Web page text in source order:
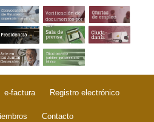
Verificación de
documentos por
CSV
e-factura Registro electrónico
Contacto